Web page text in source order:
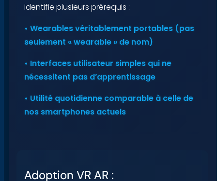
identifie plusieurs prérequis :
• Wearables véritablement portables (pas
seulement « wearable » de nom)
• Interfaces utilisateur simples qui ne
nécessitent pas d’apprentissage
• Utilité quotidienne comparable à celle de
nos smartphones actuels
Adoption VR AR :